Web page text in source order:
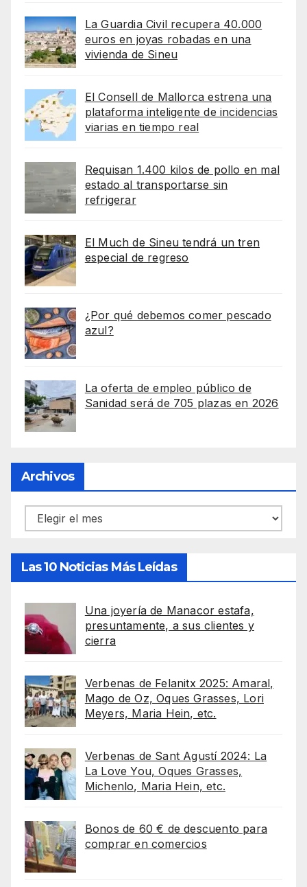
La Guardia Civil recupera 40.000
euros en joyas robadas en una
vivienda de Sineu
El Consell de Mallorca estrena una
plataforma inteligente de incidencias
viarias en tiempo real
Requisan 1.400 kilos de pollo en mal
estado al transportarse sin
refrigerar
El Much de Sineu tendrá un tren
especial de regreso
¿Por qué debemos comer pescado
azul?
La oferta de empleo público de
Sanidad será de 705 plazas en 2026
Archivos
Archivos
Las 10 Noticias Más Leídas
Una joyería de Manacor estafa,
presuntamente, a sus clientes y
cierra
Verbenas de Felanitx 2025: Amaral,
Mago de Oz, Oques Grasses, Lori
Meyers, Maria Hein, etc.
Verbenas de Sant Agustí 2024: La
La Love You, Oques Grasses,
Michenlo, Maria Hein, etc.
Bonos de 60 € de descuento para
comprar en comercios